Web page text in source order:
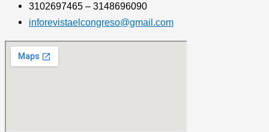
3102697465 – 3148696090
inforevistaelcongreso@gmail.com